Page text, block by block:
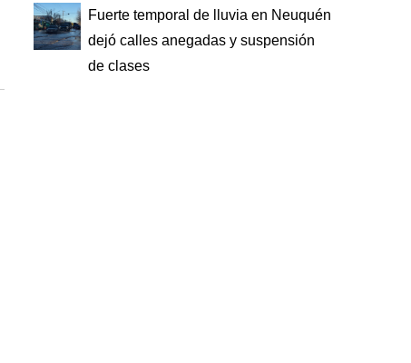
Fuerte temporal de lluvia en Neuquén
dejó calles anegadas y suspensión
de clases